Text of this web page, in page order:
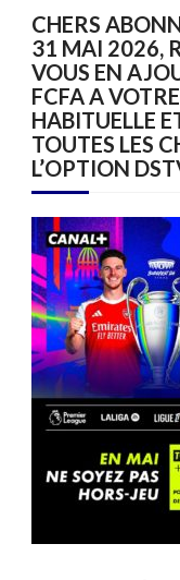
CHERS
31 MAI 2026,
VOUS EN
FCFA A
HABITUELLE
TOUTES LES
L’OPTION